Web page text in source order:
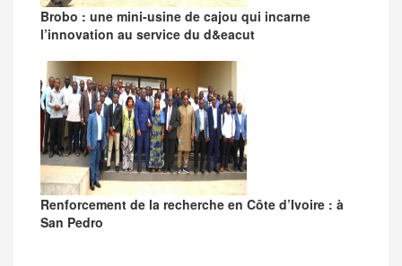
Brobo : une mini-usine de cajou qui incarne
l’innovation au service du d&eacut
Renforcement de la recherche en Côte d’Ivoire : à
San Pedro